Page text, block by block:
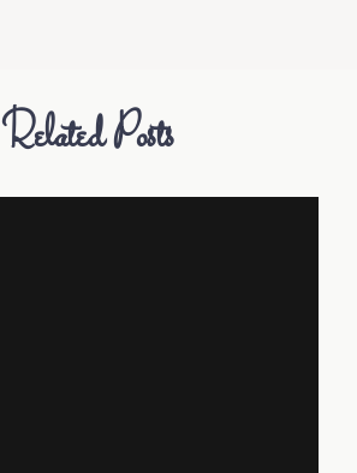
Related Posts